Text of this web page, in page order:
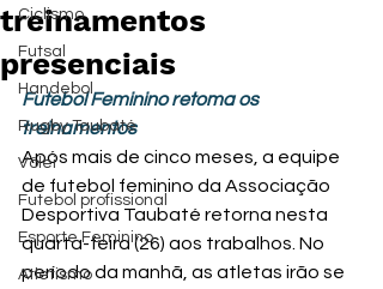
Ciclismo
Futsal
Handebol
Rugby Taubaté
Vôlei
Futebol profissional
Esporte Feminino
Atletismo
treinamentos
presenciais
Futebol Feminino retoma os
treinamentos
Após mais de cinco meses, a equipe
de futebol feminino da Associação
Desportiva Taubaté retorna nesta
quarta-feira (26) aos trabalhos. No
período da manhã, as atletas irão se